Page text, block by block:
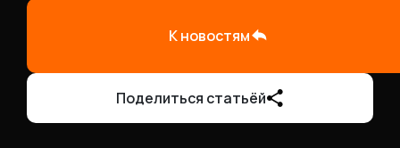
К новостям
Поделиться статьёй